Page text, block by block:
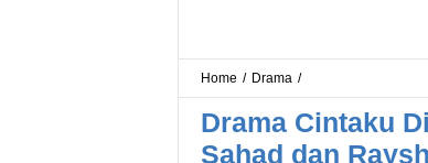
Home / Drama /
Drama Cintaku
Sahad dan